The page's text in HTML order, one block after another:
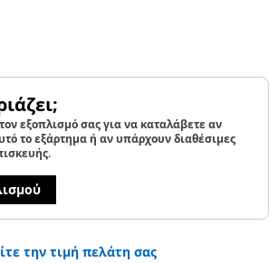
εξοπλισμό σας για να καταλάβετε αν
το εξάρτημα ή αν υπάρχουν διαθέσιμες
την τιμή πελάτη σας